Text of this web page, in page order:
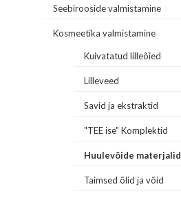
Seebirooside valmistamine
Kosmeetika valmistamine
Kuivatatud lilleõied
Lilleveed
Savid ja ekstraktid
"TEE ise" Komplektid
Huulevõide materjalid
Taimsed õlid ja võid